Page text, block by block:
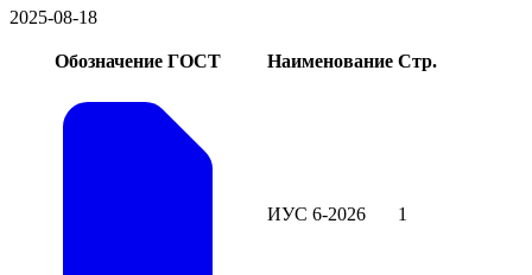
2025-08-18
Обозначение ГОСТ Наименование Стр.
ИУС 6-2026 1